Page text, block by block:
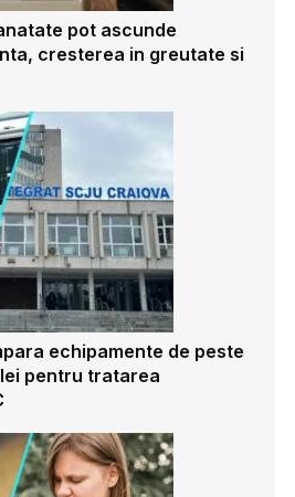
pot ascunde
cresterea in greutate si
echipamente de peste
pentru tratarea